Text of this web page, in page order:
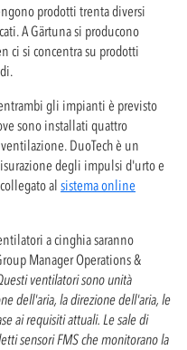
prodotti trenta diversi
A Gärtuna si producono
ci si concentra su prodotti
gli impianti è previsto
sono installati quattro
DuoTech è un
degli impulsi d'urto e
al sistema online
a cinghia saranno
Manager Operations &
ventilatori sono unità
dell'aria, la direzione dell'aria, le
ai requisiti attuali. Le sale di
sensori FMS che monitorano la